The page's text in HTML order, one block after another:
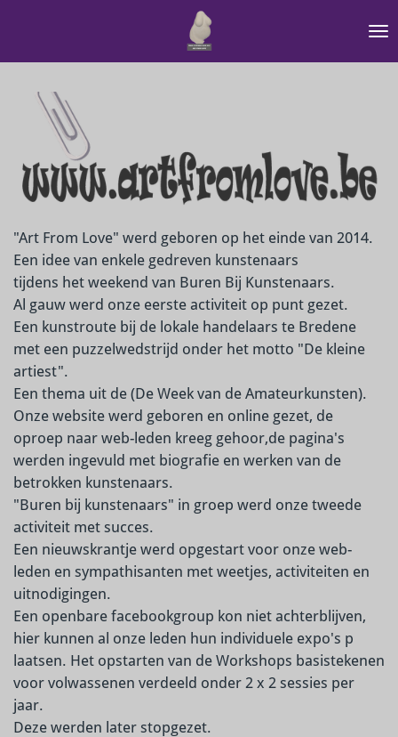
naar
hoofdinhoud
"Art From Love" werd geboren op het einde van 2014.
Een idee van enkele gedreven kunstenaars
tijdens het weekend van Buren Bij Kunstenaars.
Al gauw werd onze eerste activiteit op punt gezet.
Een kunstroute bij de lokale handelaars te Bredene
met een puzzelwedstrijd onder het motto "De kleine
artiest".
Een thema uit de (De Week van de Amateurkunsten).
Onze website werd geboren en online gezet, de
oproep naar web-leden kreeg gehoor,de pagina's
werden ingevuld met biografie en werken van de
betrokken kunstenaars.
"Buren bij kunstenaars" in groep werd onze tweede
activiteit met succes.
Een nieuwskrantje werd opgestart voor onze web-
leden en sympathisanten met weetjes, activiteiten en
uitnodigingen.
Een openbare facebookgroup kon niet achterblijven,
hier kunnen al onze leden hun individuele expo's p
laatsen. Het opstarten van de Workshops basistekenen
voor volwassenen verdeeld onder 2 x 2 sessies per
jaar.
Deze werden later stopgezet.